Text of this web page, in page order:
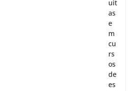
uit
as
e
m
cu
rs
os
de
es